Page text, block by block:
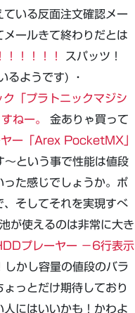
いる反面注文確認メー
ールきて終わりだとは
！！！！
スパッツ！
るようです) ・
「プラトニックマジシ
ねー。
金ありゃ買って
ー「Arex PocketMX」
という事で性能は値段
た感じでしょうか。ポ
そしてそれを実現すべ
が使えるのは非常に大き
プレーヤー －6行表示
かし容量の値段のバラ
っとだけ期待しており
にはいいかも！かわよ